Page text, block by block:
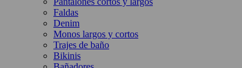
Faldas
Denim
Monos largos y cortos
Trajes de baño
Bikinis